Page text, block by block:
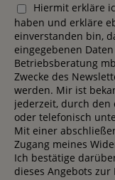
Hiermit erkläre
haben und erkläre
einverstanden bin,
eingegebenen
Betriebsberatung
Zwecke des
werden. Mir ist
jederzeit, durch
oder telefonisch
Mit einer
Zugang meines
Ich bestätige
dieses Angebots